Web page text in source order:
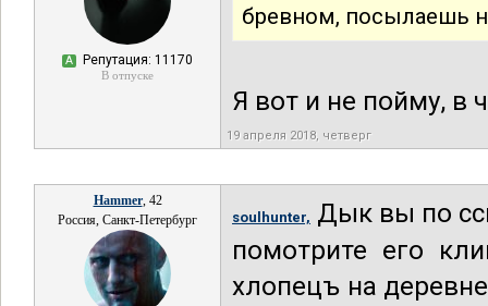
А Репутация: 11170
В отпуске
бревном, посылаешь
Я вот и не пойму, в
19 апреля 2018, четверг
Hammer, 42
Россия, Санкт-Петербург
soulhunter, Дык вы по
помотрите его
хлопецъ на